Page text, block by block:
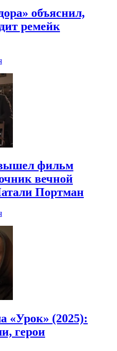
объяснил,
ремейк
фильм
вечной
Портман
«Урок» (2025):
герои